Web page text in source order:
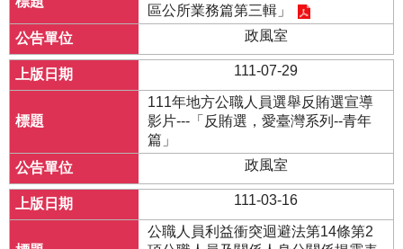
區公所業務篇第三輯」
政風室
111-07-29
111年地方公職人員選舉反賄選宣導
影片---「反賄選，愛臺灣系列--青年
篇」
政風室
111-03-16
公職人員利益衝突迴避法第14條第2